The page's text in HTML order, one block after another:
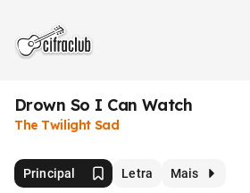
Drown So I Can Watch
The Twilight Sad
Principal Letra Mais